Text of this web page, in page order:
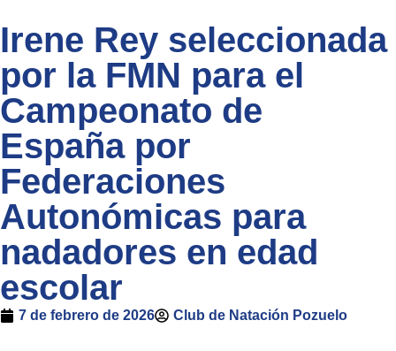
Irene Rey seleccionada
por la FMN para el
Campeonato de
España por
Federaciones
Autonómicas para
nadadores en edad
escolar
7 de febrero de 2026 Club de Natación Pozuelo